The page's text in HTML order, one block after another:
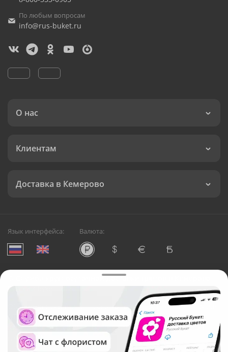
По любым вопросам
info@rus-buket.ru
О нас
Клиентам
Доставка в Кемерово
Язык интерфейса: Валюта:
Служба круглосуточной доставки цветов в Кемерово
Русский Букет, 2026
Общество с ограниченной ответственностью «Технология»
ОГРН: 1195476081745, ИНН: 5410081997
Юридический адрес: г. Новосибирск, ул. Ипподромская,
д.42, оф. 3